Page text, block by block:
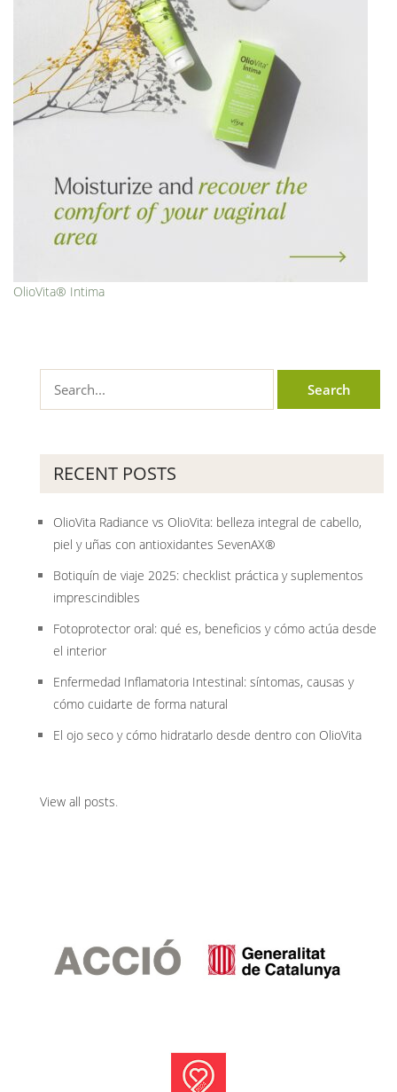
OlioVita® Intima
RECENT POSTS
OlioVita Radiance vs OlioVita: belleza integral de cabello,
piel y uñas con antioxidantes SevenAX®
Botiquín de viaje 2025: checklist práctica y suplementos
imprescindibles
Fotoprotector oral: qué es, beneficios y cómo actúa desde
el interior
Enfermedad Inflamatoria Intestinal: síntomas, causas y
cómo cuidarte de forma natural
El ojo seco y cómo hidratarlo desde dentro con OlioVita
View all posts.